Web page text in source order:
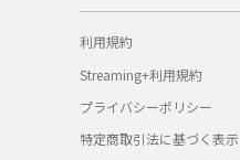
利用規約
Streaming+利用規約
プライバシーポリシー
特定商取引法に基づく表示